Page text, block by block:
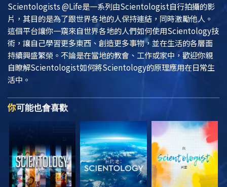
Scientologists @Life是一系列由Scientologist自行拍攝的影
片，其目的是為了跟世界各地的人保持連結，同時激勵他人。
這個平台讓你一窺來自世界各地的人們如何使用Scientology技
術，讓自己學習更多東西、創造更多事物，並在生活的各層面
持續興盛繁榮。不論是在當地的教會、工作或家中，歡迎你親
自瞭解Scientologist如何將Scientology的原理應用在日常生
活中。
你可能也會喜歡